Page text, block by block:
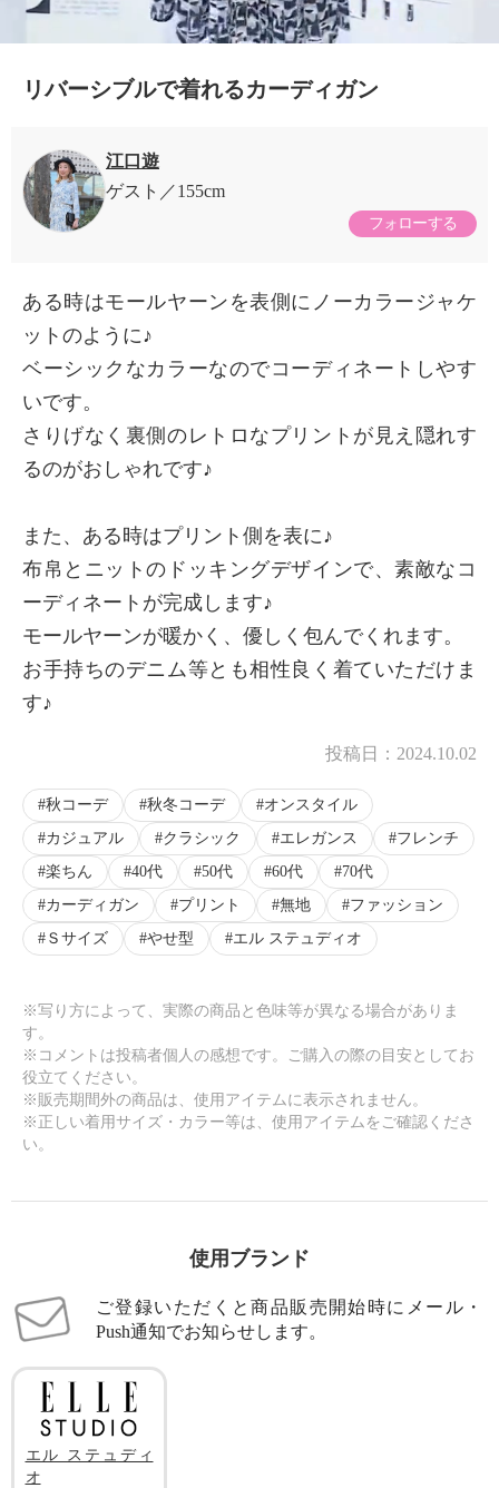
リバーシブルで着れるカーディガン
江口遊
ゲスト
155cm
フォローする
ある時はモールヤーンを表側にノーカラージャケ
ットのように♪
ベーシックなカラーなのでコーディネートしやす
いです。
さりげなく裏側のレトロなプリントが見え隠れす
るのがおしゃれです♪
また、ある時はプリント側を表に♪
布帛とニットのドッキングデザインで、素敵なコ
ーディネートが完成します♪
モールヤーンが暖かく、優しく包んでくれます。
お手持ちのデニム等とも相性良く着ていただけま
す♪
投稿日： 2024.10.02
秋コーデ 秋冬コーデ
オンスタイル
カジュアル
クラシック エレガンス
フレンチ
楽ちん
40代 50代 60代
70代
カーディガン
プリント 無地
ファッション
Ｓサイズ
やせ型 エル ステュディオ
※写り方によって、実際の商品と色味等が異なる場合がありま
す。
※コメントは投稿者個人の感想です。ご購入の際の目安としてお
役立てください。
※販売期間外の商品は、使用アイテムに表示されません。
※正しい着用サイズ・カラー等は、使用アイテムをご確認くださ
い。
使用ブランド
ご登録いただくと商品販売開始時にメール・
Push通知でお知らせします。
エル ステュディ
オ